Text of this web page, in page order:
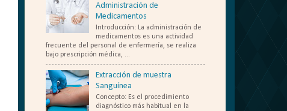
Administración de
Medicamentos
Introducción: La administración de
medicamentos es una actividad
frecuente del personal de enfermería, se realiza
bajo prescripción médica, ...
Extracción de muestra
Sanguínea
Concepto: Es el procedimiento
diagnóstico más habitual en la